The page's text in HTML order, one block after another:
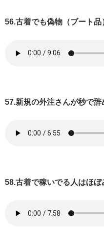
56.古着でも偽物（ブート品
57.新規の外注さんが秒で辞
58.古着で稼いでる人はほぼ